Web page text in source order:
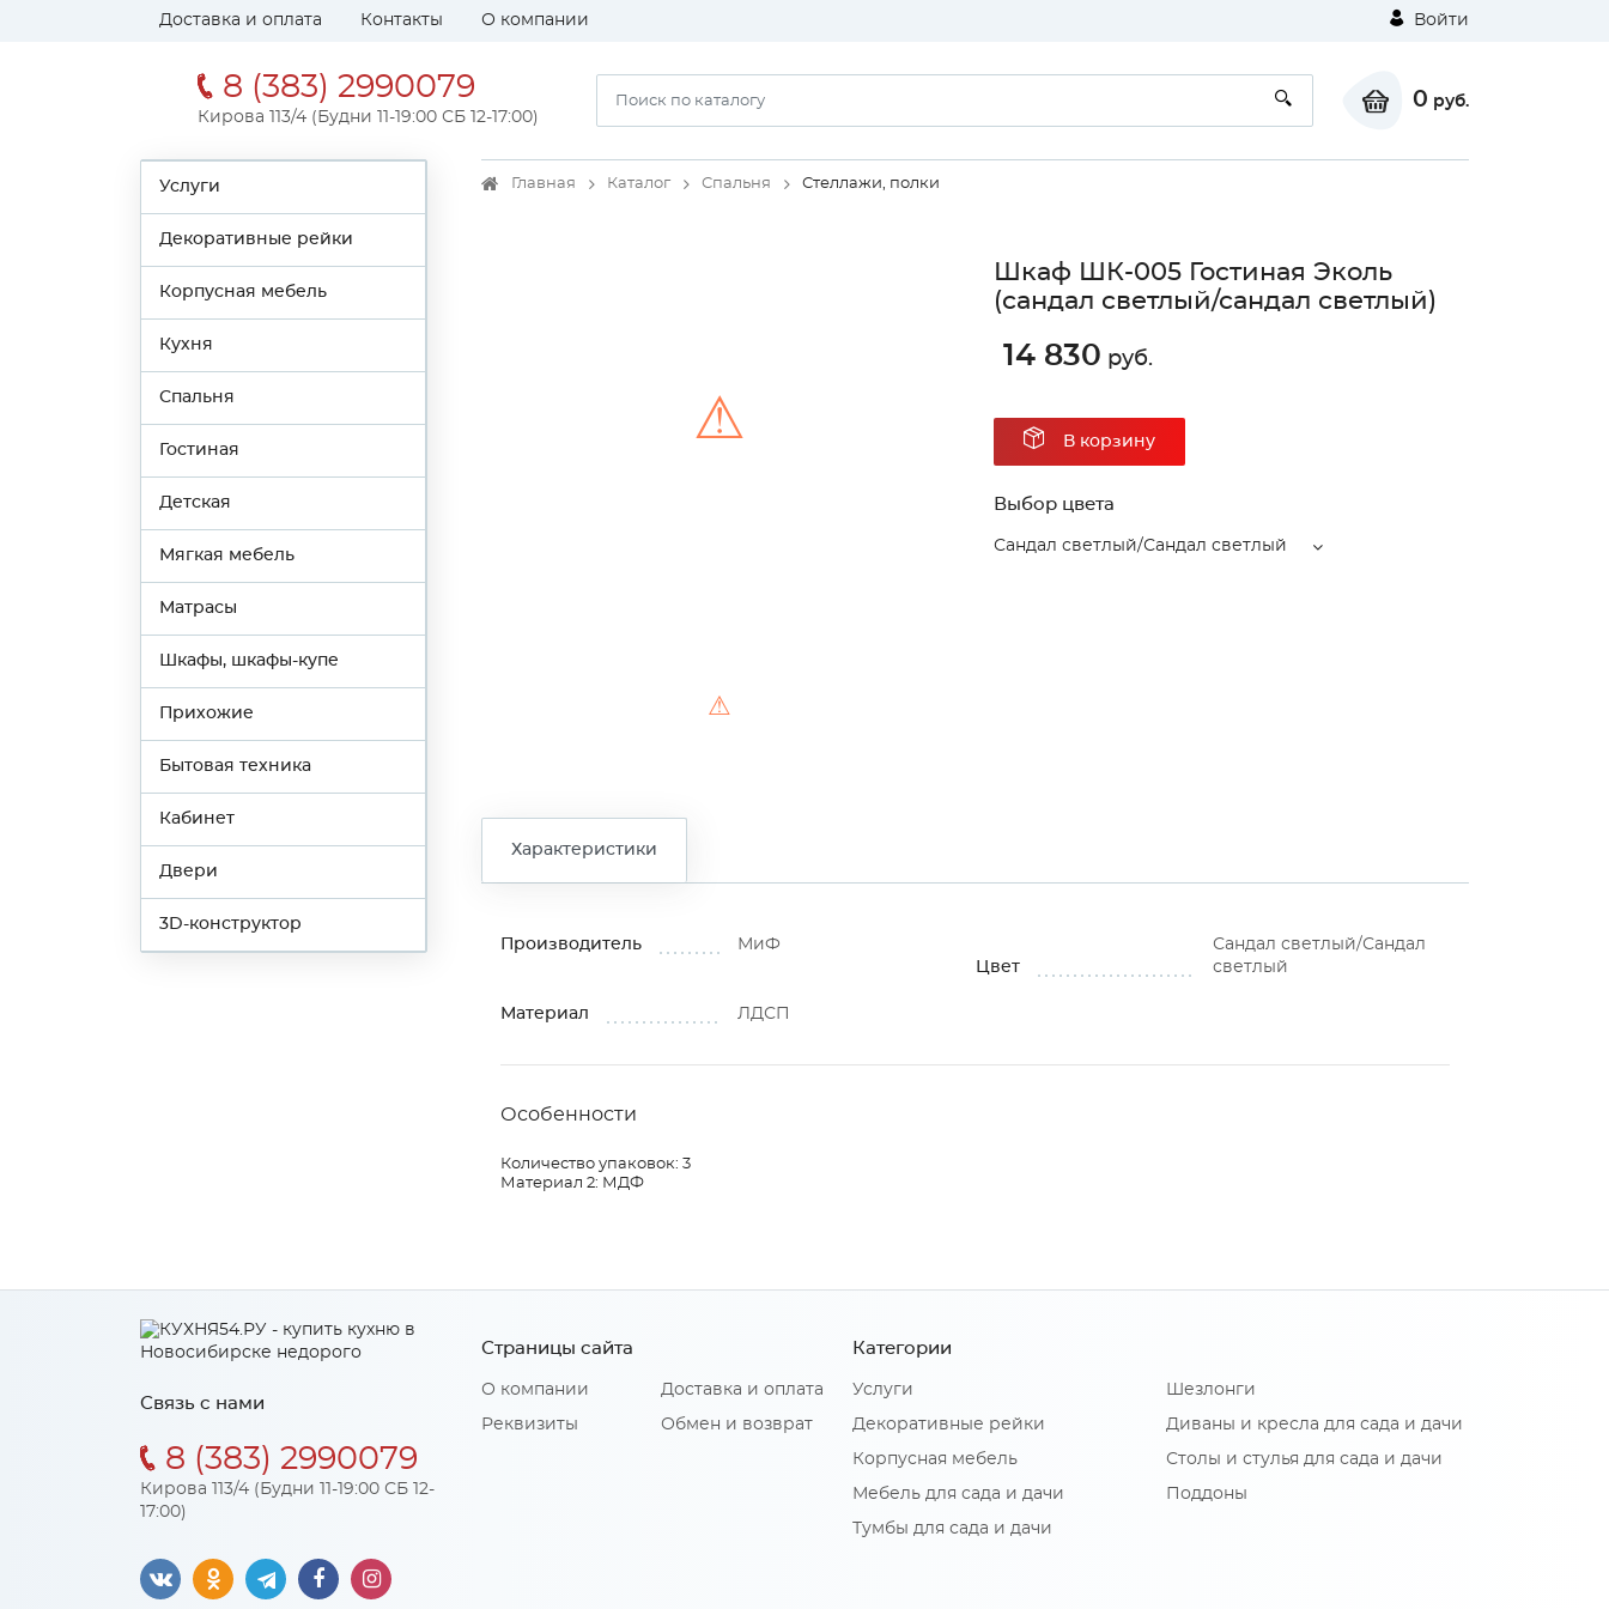
Доставка и оплата Контакты О компании Войти
8 (383) 2990079
Кирова 113/4 (Будни 11-19:00 СБ 12-17:00)
0 руб.
Услуги
Декоративные рейки
Корпусная мебель
Кухня
Спальня
Гостиная
Детская
Мягкая мебель
Матрасы
Шкафы, шкафы-купе
Прихожие
Бытовая техника
Кабинет
Двери
3D-конструктор
Главная Каталог Спальня Стеллажи, полки
⚠
⚠
Шкаф ШК-005 Гостиная Эколь
(сандал светлый/сандал светлый)
14 830 руб.
В корзину
Выбор цвета
Сандал светлый/Сандал светлый
Характеристики
Производитель
МиФ
Цвет
Сандал светлый/Сандал
светлый
Материал ЛДСП
Особенности
Количество упаковок: 3
Материал 2: МДФ
Связь с нами
8 (383) 2990079
Кирова 113/4 (Будни 11-19:00 СБ 12-
17:00)
Страницы сайта
О компании
Реквизиты
Доставка и оплата
Обмен и возврат
Категории
Услуги
Декоративные рейки
Корпусная мебель
Мебель для сада и дачи
Тумбы для сада и дачи
Шезлонги
Диваны и кресла для сада и дачи
Столы и стулья для сада и дачи
Поддоны